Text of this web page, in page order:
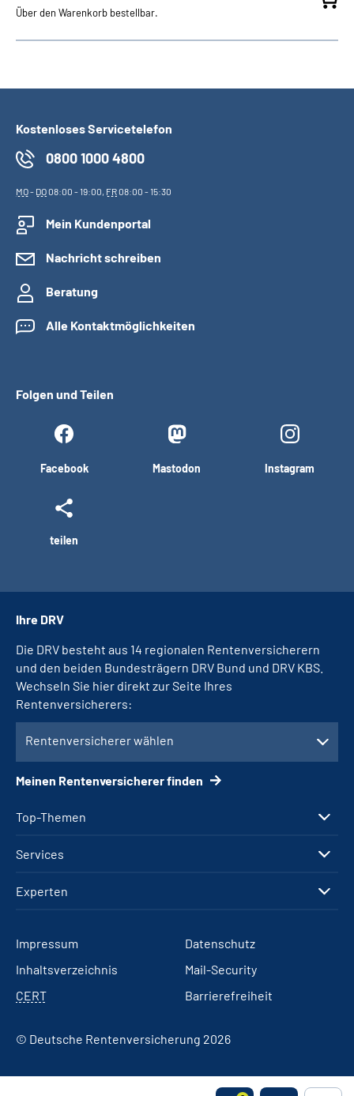
Über den Warenkorb bestellbar.
Kostenloses Servicetelefon
0800 1000 4800
MO- DO08:00 - 19:00, FR08:00 - 15:30
Mein Kundenportal
Nachricht schreiben
Beratung
Alle Kontaktmöglichkeiten
Folgen und Teilen
Facebook Mastodon Instagram
teilen
Top-Themen
Services
Experten
Ihre DRV
Die DRV besteht aus 14 regionalen Rentenversicherern
und den beiden Bundesträgern DRV Bund und DRV KBS.
Wechseln Sie hier direkt zur Seite Ihres
Rentenversicherers:
Rentenversicherer wählen
Meinen Rentenversicherer finden
Impressum
Datenschutz
Inhaltsverzeichnis
Mail-Security
CERT
Barrierefreiheit
© Deutsche Rentenversicherung 2026